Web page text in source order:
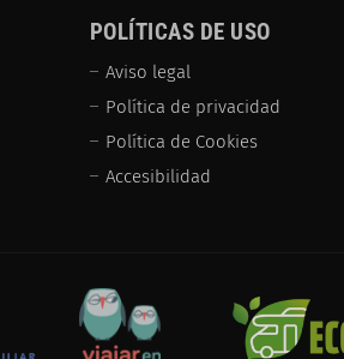
POLÍTICAS DE USO
Aviso legal
Política de privacidad
Política de Cookies
Accesibilidad